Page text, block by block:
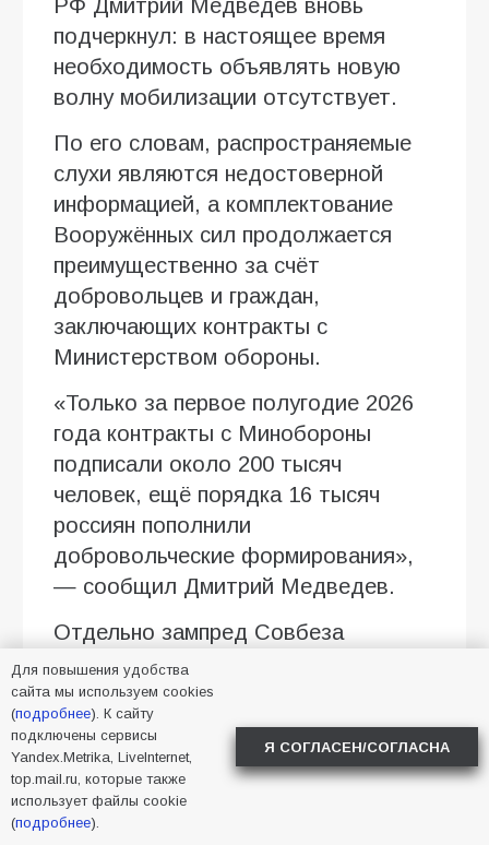
РФ Дмитрий Медведев вновь
подчеркнул: в настоящее время
необходимость объявлять новую
волну мобилизации отсутствует.
По его словам, распространяемые
слухи являются недостоверной
информацией, а комплектование
Вооружённых сил продолжается
преимущественно за счёт
добровольцев и граждан,
заключающих контракты с
Министерством обороны.
«Только за первое полугодие 2026
года контракты с Минобороны
подписали около 200 тысяч
человек, ещё порядка 16 тысяч
россиян пополнили
добровольческие формирования»,
— сообщил Дмитрий Медведев.
Отдельно зампред Совбеза
отметил развитие войск
беспилотных систем, где службу
начали около 40 тысяч
военнослужащих. По его словам,
существующие темпы набора
позволяют решать поставленные
Для повышения удобства
сайта мы используем cookies
(подробнее). К сайту
подключены сервисы
Yandex.Metrika, LiveInternet,
top.mail.ru, которые также
использует файлы cookie
(подробнее).
Я СОГЛАСЕН/СОГЛАСНА